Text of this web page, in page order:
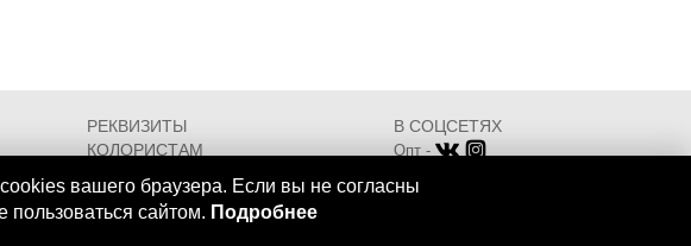
вашего браузера. Если вы не согласны
пользоваться сайтом. Подробнее
РЕКВИЗИТЫ
КОЛОРИСТАМ
В СОЦСЕТЯХ
Опт -